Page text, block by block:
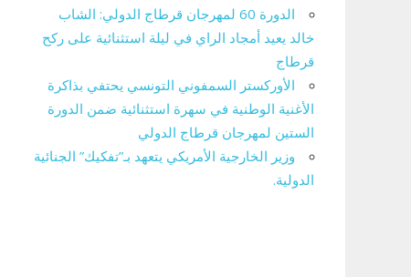
الدورة 60 لمهرجان قرطاج الدولي: الشاب
خالد يعيد أمجاد الراي في ليلة استثنائية على ركح
قرطاج
الأوركستر السمفوني التونسي يحتفي بذاكرة
الأغنية الوطنية في سهرة استثنائية ضمن الدورة
الستين لمهرجان قرطاج الدولي
وزير الخارجية الأمريكي يتعهد بـ”تفكيك” الجنائية
الدولية.